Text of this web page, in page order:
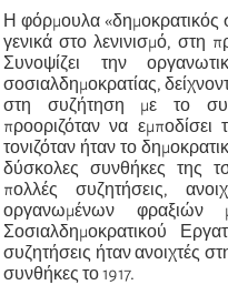
Η φόρμουλα «δημοκρατικός
γενικά στο λενινισμό, στη
Συνοψίζει την
σοσιαλδημοκρατίας,
στη συζήτηση με το
προοριζόταν να
τονιζόταν ήταν το
δύσκολες συνθήκες της
πολλές συζητήσεις,
οργανωμένων
Σοσιαλδημοκρατικού
συζητήσεις ήταν ανοιχτές
συνθήκες το 1917.